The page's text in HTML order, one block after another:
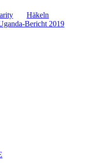
Häkeln
Bericht 2019